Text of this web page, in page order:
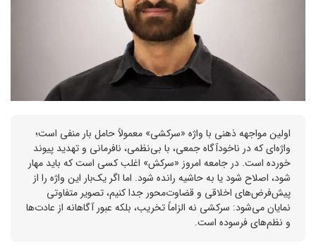
اولین مواجهه ذهنی با واژه «سرکشی» معمولاً حامل بار منفی است؛
واژه‌ای که در ناخودآگاه جمعی، با بی‌نظمی، نافرمانی و تهدید پیوند
خورده است. در جامعه امروز «سرکش» اغلب کسی است که باید مهار
شود، اصلاح شود یا به حاشیه رانده شود. اما اگر یک‌بار این واژه را از
پیش‌فرض‌های اخلاقی و قضاوت‌محور جدا کنیم، تصویر متفاوتی
نمایان می‌شود: سرکشی نه الزاماً تخریب، بلکه عبور آگاهانه از عادت‌ها
و نظم‌های فرسوده است.